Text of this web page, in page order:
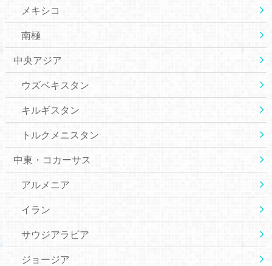
メキシコ
南極
中央アジア
ウズベキスタン
キルギスタン
トルクメニスタン
中東・コカーサス
アルメニア
イラン
サウジアラビア
ジョージア